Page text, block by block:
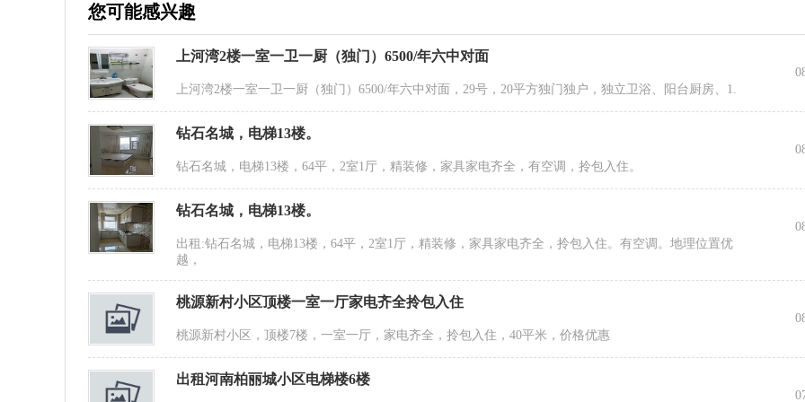
您可能感兴趣
上河湾2楼一室一卫一厨（独门）6500/年六中对面
上河湾2楼一室一卫一厨（独门）6500/年六中对面，29号，20平方独门独户，独立卫浴、阳台厨房、1.
钻石名城，电梯13楼。
钻石名城，电梯13楼，64平，2室1厅，精装修，家具家电齐全，有空调，拎包入住。
钻石名城，电梯13楼。
出租:钻石名城，电梯13楼，64平，2室1厅，精装修，家具家电齐全，拎包入住。有空调。地理位置优
越，
桃源新村小区顶楼一室一厅家电齐全拎包入住
桃源新村小区，顶楼7楼，一室一厅，家电齐全，拎包入住，40平米，价格优惠
出租河南柏丽城小区电梯楼6楼